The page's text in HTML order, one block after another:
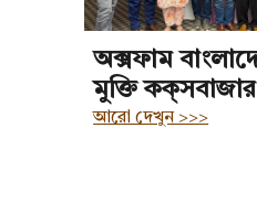
অক্সফাম
মুক্তি
আরো দেখুন >>>